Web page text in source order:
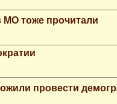
МО тоже прочитали
провести